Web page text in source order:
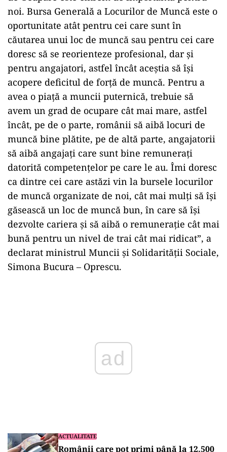
noi. Bursa Generală a Locurilor de Muncă este o
oportunitate atât pentru cei care sunt în
căutarea unui loc de muncă sau pentru cei care
doresc să se reorienteze profesional, dar și
pentru angajatori, astfel încât aceștia să își
acopere deficitul de forță de muncă. Pentru a
avea o piață a muncii puternică, trebuie să
avem un grad de ocupare cât mai mare, astfel
încât, pe de o parte, românii să aibă locuri de
muncă bine plătite, pe de altă parte, angajatorii
să aibă angajați care sunt bine remunerați
datorită competențelor pe care le au. Îmi doresc
ca dintre cei care astăzi vin la bursele locurilor
de muncă organizate de noi, cât mai mulți să își
găsească un loc de muncă bun, în care să își
dezvolte cariera și să aibă o remunerație cât mai
bună pentru un nivel de trai cât mai ridicat”, a
declarat ministrul Muncii și Solidarității Sociale,
Simona Bucura – Oprescu.
ad
ACTUALITATE
Românii care pot primi până la 12.500